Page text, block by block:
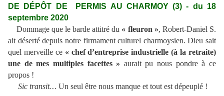
DE DÉPÔT DE PERMIS AU CHARMOY (3) - du 18
septembre 2020
Dommage que le barde attitré du « fleuron », Robert-Daniel S.
ait déserté depuis notre firmament culturel charmoysien. Dieu sait
quel merveille ce« chef d’entreprise industrielle (à la retraite)
une de mes multiples facettes » aurait pu nous pondre à ce
propos !
Sic transit… Un seul être nous manque et tout est dépeuplé !